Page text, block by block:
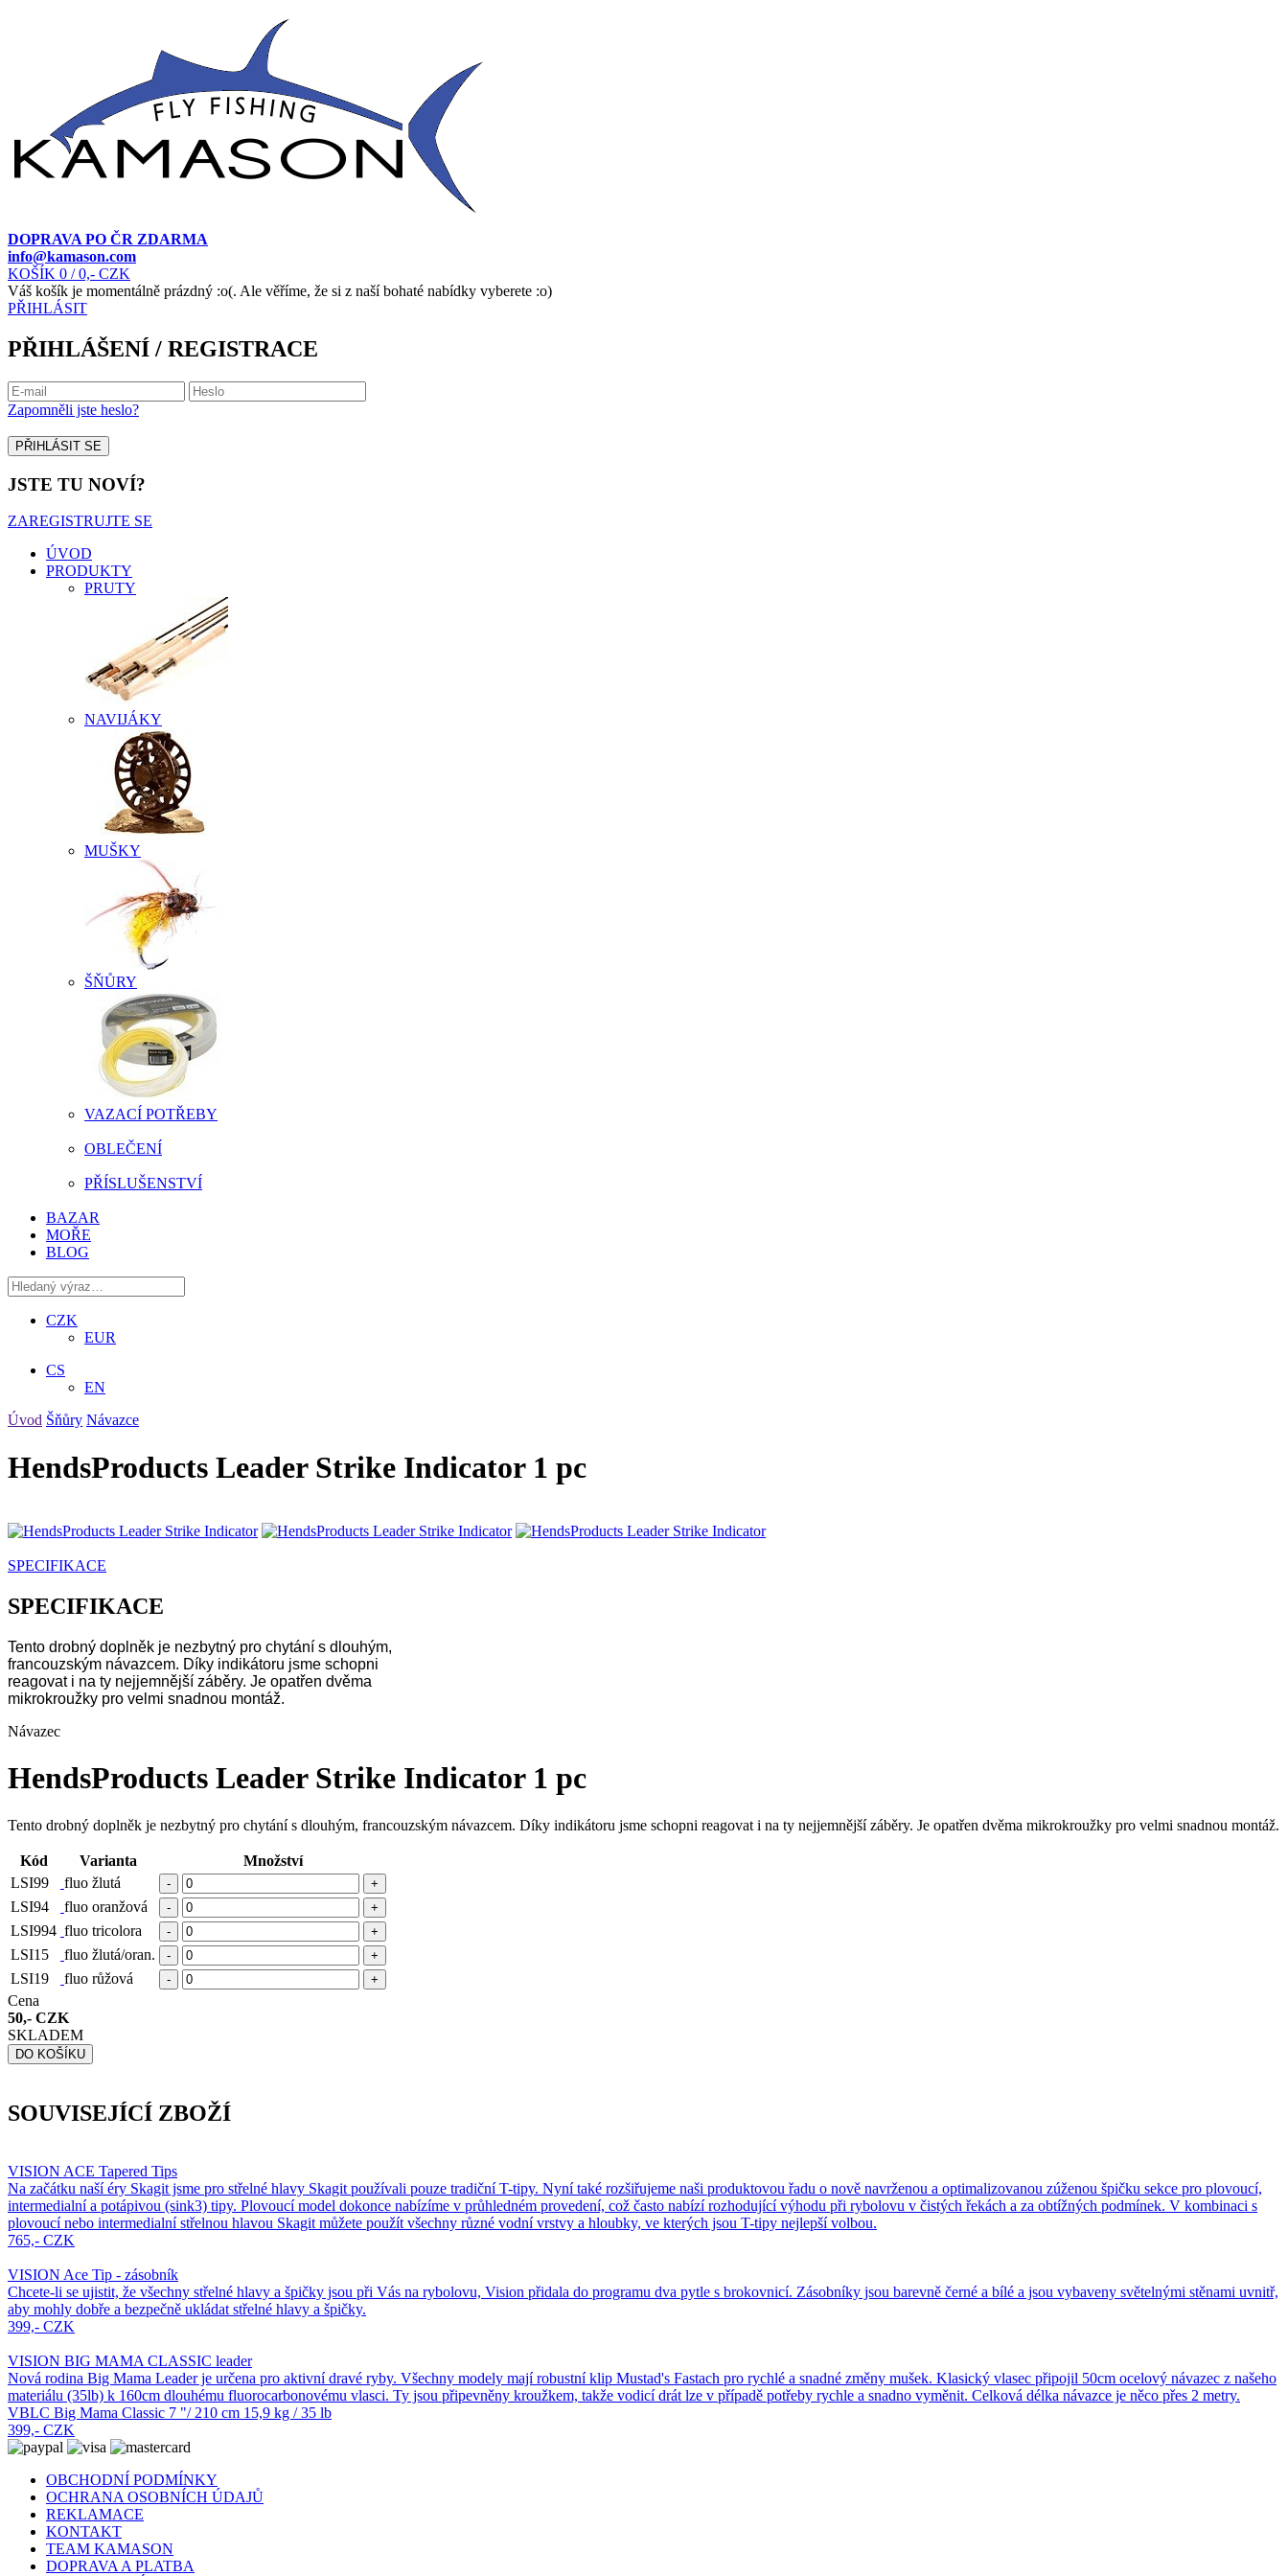
DOPRAVA PO ČR ZDARMA
info@kamason.com
KOŠÍK 0 / 0,- CZK
Váš košík je momentálně prázdný :o(. Ale věříme, že si z naší bohaté nabídky vyberete :o)
PŘIHLÁSIT
PŘIHLÁŠENÍ / REGISTRACE
Zapomněli jste heslo?
JSTE TU NOVÍ?
ZAREGISTRUJTE SE
ÚVOD
PRODUKTY
PRUTY
NAVIJÁKY
MUŠKY
ŠŇŮRY
VAZACÍ POTŘEBY
OBLEČENÍ
PŘÍSLUŠENSTVÍ
BAZAR
MOŘE
BLOG
CZK
EUR
CS
EN
Úvod Šňůry Návazce
HendsProducts Leader Strike Indicator 1 pc
SPECIFIKACE
SPECIFIKACE
Tento drobný doplněk je nezbytný pro chytání s dlouhým,
francouzským návazcem. Díky indikátoru jsme schopni
reagovat i na ty nejjemnější záběry. Je opatřen dvěma
mikrokroužky pro velmi snadnou montáž.
Návazec
HendsProducts Leader Strike Indicator 1 pc
Tento drobný doplněk je nezbytný pro chytání s dlouhým, francouzským návazcem. Díky indikátoru jsme schopni reagovat i na ty nejjemnější záběry. Je opatřen dvěma mikrokroužky pro velmi snadnou montáž.
Kód Varianta
Množství
LSI99
fluo žlutá - +
LSI94 fluo oranžová - +
LSI994 fluo tricolora - +
LSI15 fluo žlutá/oran. - +
LSI19 fluo růžová - +
Cena
50,- CZK
SKLADEM
DO KOŠÍKU
SOUVISEJÍCÍ ZBOŽÍ
VISION ACE Tapered Tips
Na začátku naší éry Skagit jsme pro střelné hlavy Skagit používali pouze tradiční T-tipy. Nyní také rozšiřujeme naši produktovou řadu o nově navrženou a optimalizovanou zúženou špičku sekce pro plovoucí,
intermedialní a potápivou (sink3) tipy. Plovoucí model dokonce nabízíme v průhledném provedení, což často nabízí rozhodující výhodu při rybolovu v čistých řekách a za obtížných podmínek. V kombinaci s
plovoucí nebo intermedialní střelnou hlavou Skagit můžete použít všechny různé vodní vrstvy a hloubky, ve kterých jsou T-tipy nejlepší volbou.
765,- CZK
VISION Ace Tip - zásobník
Chcete-li se ujistit, že všechny střelné hlavy a špičky jsou při Vás na rybolovu, Vision přidala do programu dva pytle s brokovnicí. Zásobníky jsou barevně černé a bílé a jsou vybaveny světelnými stěnami uvnitř,
aby mohly dobře a bezpečně ukládat střelné hlavy a špičky.
399,- CZK
VISION BIG MAMA CLASSIC leader
Nová rodina Big Mama Leader je určena pro aktivní dravé ryby. Všechny modely mají robustní klip Mustad's Fastach pro rychlé a snadné změny mušek. Klasický vlasec připojil 50cm ocelový návazec z našeho
materiálu (35lb) k 160cm dlouhému fluorocarbonovému vlasci. Ty jsou připevněny kroužkem, takže vodicí drát lze v případě potřeby rychle a snadno vyměnit. Celková délka návazce je něco přes 2 metry.
VBLC Big Mama Classic 7 "/ 210 cm 15,9 kg / 35 lb
399,- CZK
OBCHODNÍ PODMÍNKY
OCHRANA OSOBNÍCH ÚDAJŮ
REKLAMACE
KONTAKT
TEAM KAMASON
DOPRAVA A PLATBA